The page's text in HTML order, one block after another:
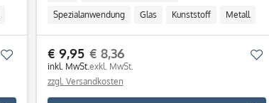
Merken
Spezialanwendung Glas Kunststoff Metall
€ 9,95
inkl. MwSt.
€ 8,36
exkl. MwSt.
zzgl. Versandkosten